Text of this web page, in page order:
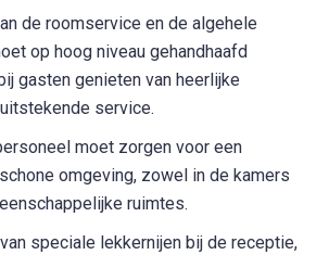
de roomservice en de algehele
op hoog niveau gehandhaafd
gasten genieten van heerlijke
service.
moet zorgen voor een
omgeving, zowel in de kamers
ruimtes.
speciale lekkernijen bij de receptie,